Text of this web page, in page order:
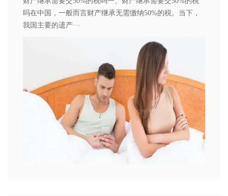
吗在中国，一般而言财产继承无需缴纳50%的税。当下，
我国主要的遗产···